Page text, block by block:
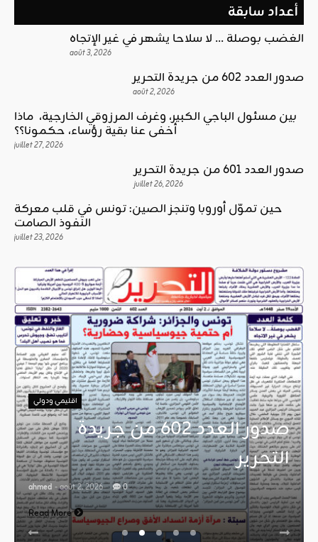
أعداد سابقة
الغضب بوصلة … لا سلاحا يشهر في غير الإتجاه
août 3, 2026
صدور العدد 602 من جريدة التحرير
août 2, 2026
بين مسئول الباجي الكبير، وغرف المرزوقي الخارجية، ماذا
أخفى عنا بقية رؤساء، حكمونا؟؟
juillet 27, 2026
صدور العدد 601 من جريدة التحرير
juillet 26, 2026
حين تموّل أوروبا وتنجز الصين: تونس في قلب معركة
النفوذ الصامت
juillet 23, 2026
اقليمي ودولي
صدور العدد 602 من جريدة
التحرير
ahmed - août 2, 2026 0
Read More